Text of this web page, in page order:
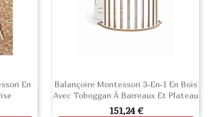
En
Balançoire Montessori 3-En-1 En Bois
Avec Toboggan À Barreaux Et Plateau
Prix
151,24 €
AJOUTER AU PANIER